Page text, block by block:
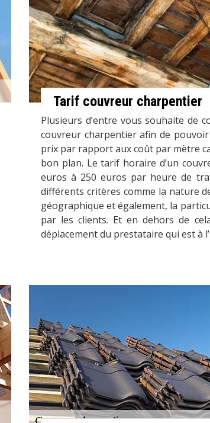
Tarif couvreur charpentier
Plusieurs d’entre vous souhaite de
couvreur charpentier afin de
prix par rapport aux coût par mètre
bon plan. Le tarif horaire d’un
euros à 250 euros par heure de
différents critères comme la nature
géographique et également, la
par les clients. Et en dehors de
déplacement du prestataire qui est à